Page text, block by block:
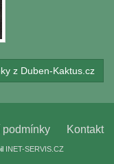
z Duben-Kaktus.cz
podmínky Kontakt
INET-SERVIS.CZ